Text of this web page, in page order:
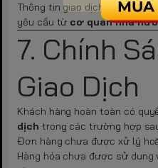
Thông tin giao dịch sẽ không
yêu cầu từ cơ quan nhà
7. Chính
Giao Dịch
Khách hàng hoàn toàn có
dịch trong các trường hợp
Đơn hàng chưa được xử lý
Hàng hóa chưa được sử